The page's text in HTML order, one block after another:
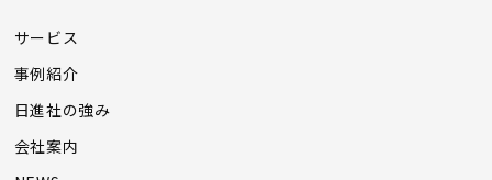
サービス
事例紹介
日進社の強み
会社案内